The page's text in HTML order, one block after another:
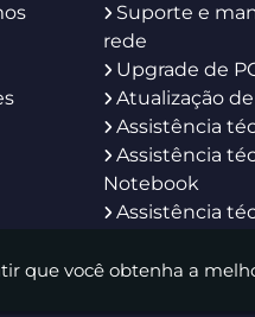
Suporte e
rede
Upgrade de
Atualização de
Assistência
Assistência
Notebook
Assistência
Help Desk
que você obtenha a